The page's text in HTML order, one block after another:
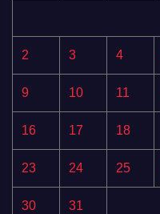
2 3 4
9 10 11
16 17 18
23 24 25
30 31